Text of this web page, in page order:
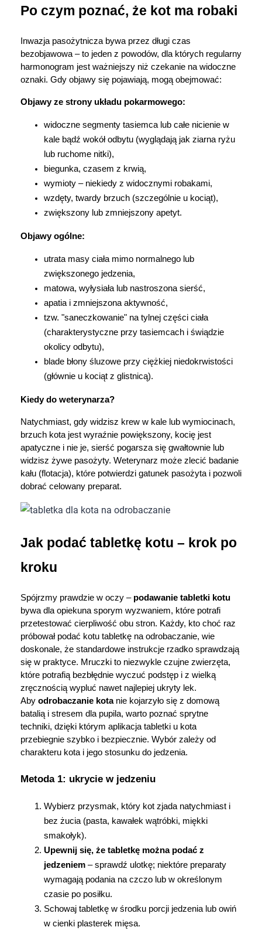
Korzystamy z plików cookies w celu
dostosowania zawartości serwisu do Twoich
preferencji. Więcej informacji znajdziesz w
naszejpolityce prywatności
warunki przechowywania lub dostępu do
cookies poprzez kliknięcie przycisku
Po czym poznać, że kot ma robaki
Inwazja pasożytnicza bywa przez długi czas
bezobjawowa – to jeden z powodów, dla których regularny
harmonogram jest ważniejszy niż czekanie na widoczne
oznaki. Gdy objawy się pojawiają, mogą obejmować:
Objawy ze strony układu pokarmowego:
widoczne segmenty tasiemca lub całe nicienie w
kale bądź wokół odbytu (wyglądają jak ziarna ryżu
lub ruchome nitki),
biegunka, czasem z krwią,
wymioty – niekiedy z widocznymi robakami,
wzdęty, twardy brzuch (szczególnie u kociąt),
zwiększony lub zmniejszony apetyt.
Objawy ogólne:
utrata masy ciała mimo normalnego lub
zwiększonego jedzenia,
matowa, wyłysiała lub nastroszona sierść,
apatia i zmniejszona aktywność,
tzw. "saneczkowanie" na tylnej części ciała
(charakterystyczne przy tasiemcach i świądzie
okolicy odbytu),
blade błony śluzowe przy ciężkiej niedokrwistości
(głównie u kociąt z glistnicą).
Kiedy do weterynarza?
Natychmiast, gdy widzisz krew w kale lub wymiocinach,
brzuch kota jest wyraźnie powiększony, kocię jest
apatyczne i nie je, sierść pogarsza się gwałtownie lub
widzisz żywe pasożyty. Weterynarz może zlecić badanie
kału (flotacja), które potwierdzi gatunek pasożyta i pozwoli
dobrać celowany preparat.
Jak podać tabletkę kotu – krok po
kroku
Spójrzmy prawdzie w oczy – podawanie tabletki kotu
bywa dla opiekuna sporym wyzwaniem, które potrafi
przetestować cierpliwość obu stron. Każdy, kto choć raz
próbował podać kotu tabletkę na odrobaczanie, wie
doskonale, że standardowe instrukcje rzadko sprawdzają
się w praktyce. Mruczki to niezwykle czujne zwierzęta,
które potrafią bezbłędnie wyczuć podstęp i z wielką
zręcznością wypluć nawet najlepiej ukryty lek.
Aby odrobaczanie kota nie kojarzyło się z domową
batalią i stresem dla pupila, warto poznać sprytne
techniki, dzięki którym aplikacja tabletki u kota
przebiegnie szybko i bezpiecznie. Wybór zależy od
charakteru kota i jego stosunku do jedzenia.
Metoda 1: ukrycie w jedzeniu
Wybierz przysmak, który kot zjada natychmiast i
bez żucia (pasta, kawałek wątróbki, miękki
smakołyk).
Upewnij się, że tabletkę można podać z
jedzeniem – sprawdź ulotkę; niektóre preparaty
wymagają podania na czczo lub w określonym
czasie po posiłku.
Schowaj tabletkę w środku porcji jedzenia lub owiń
w cienki plasterek mięsa.